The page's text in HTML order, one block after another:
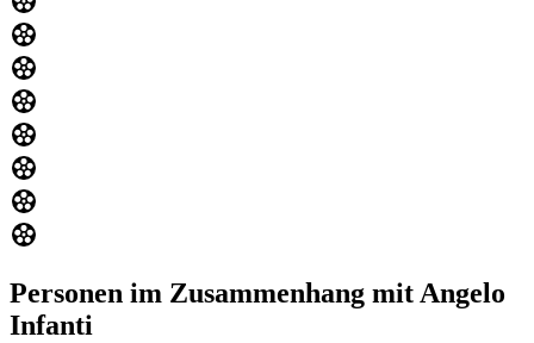
Personen im Zusammenhang mit Angelo
Infanti